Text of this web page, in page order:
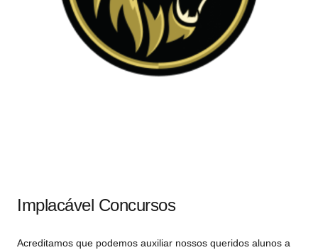
Implacável Concursos
Acreditamos que podemos auxiliar nossos queridos alunos a